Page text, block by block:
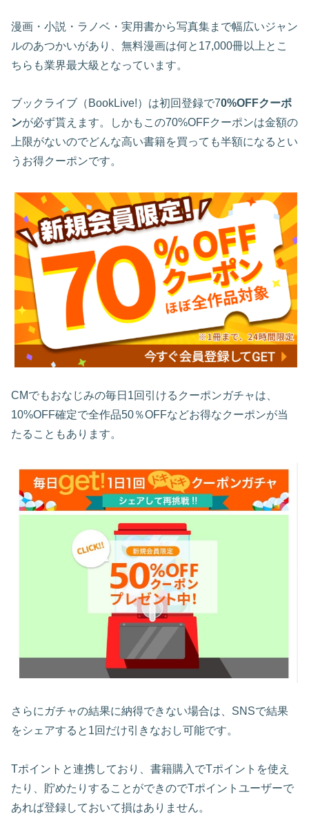
漫画・小説・ラノベ・実用書から写真集まで幅広いジャン
ルのあつかいがあり、無料漫画は何と17,000冊以上とこ
ちらも業界最大級となっています。
ブックライブ（BookLive!）は初回登録で70%OFFクーポ
ンが必ず貰えます。しかもこの70%OFFクーポンは金額の
上限がないのでどんな高い書籍を買っても半額になるとい
うお得クーポンです。
CMでもおなじみの毎日1回引けるクーポンガチャは、
10%OFF確定で全作品50％OFFなどお得なクーポンが当
たることもあります。
さらにガチャの結果に納得できない場合は、SNSで結果
をシェアすると1回だけ引きなおし可能です。
Tポイントと連携しており、書籍購入でTポイントを使え
たり、貯めたりすることができのでTポイントユーザーで
あれば登録しておいて損はありません。